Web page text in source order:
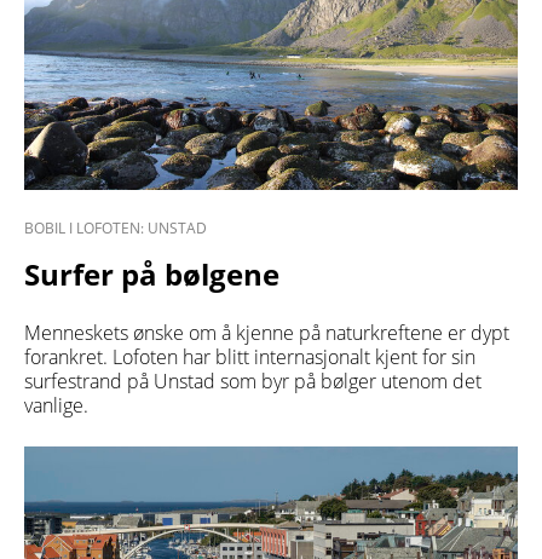
BOBIL I LOFOTEN: UNSTAD
Surfer på bølgene
Menneskets ønske om å kjenne på naturkreftene er dypt
forankret. Lofoten har blitt internasjonalt kjent for sin
surfestrand på Unstad som byr på bølger utenom det
vanlige.